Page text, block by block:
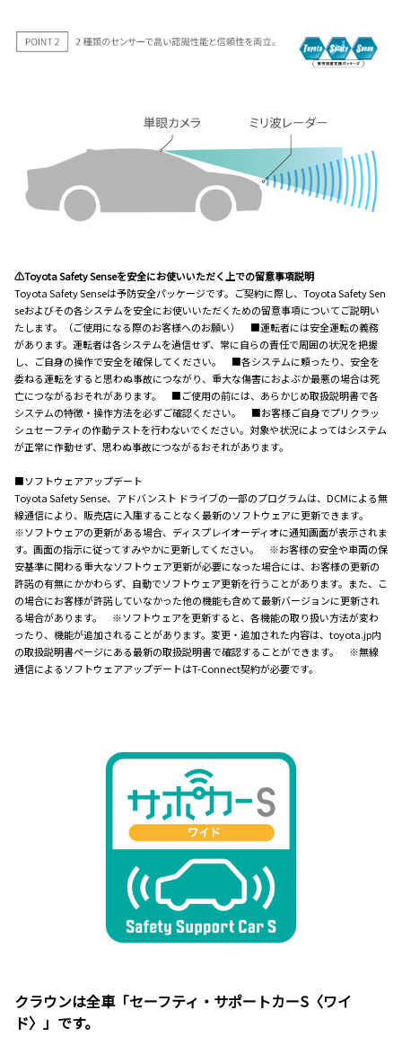
⚠Toyota Safety Senseを安全にお使いいただく上での留意事項説明
Toyota Safety Senseは予防安全パッケージです。ご契約に際し、Toyota Safety Sen
seおよびその各システムを安全にお使いいただくための留意事項についてご説明い
たします。（ご使用になる際のお客様へのお願い） ■運転者には安全運転の義務
があります。運転者は各システムを過信せず、常に自らの責任で周囲の状況を把握
し、ご自身の操作で安全を確保してください。 ■各システムに頼ったり、安全を
委ねる運転をすると思わぬ事故につながり、重大な傷害におよぶか最悪の場合は死
亡につながるおそれがあります。 ■ご使用の前には、あらかじめ取扱説明書で各
システムの特徴・操作方法を必ずご確認ください。 ■お客様ご自身でプリクラッ
シュセーフティの作動テストを行わないでください。対象や状況によってはシステム
が正常に作動せず、思わぬ事故につながるおそれがあります。
■ソフトウェアアップデート
Toyota Safety Sense、アドバンスト ドライブの一部のプログラムは、DCMによる無
線通信により、販売店に入庫することなく最新のソフトウェアに更新できます。
※ソフトウェアの更新がある場合、ディスプレイオーディオに通知画面が表示されま
す。画面の指示に従ってすみやかに更新してください。 ※お客様の安全や車両の保
安基準に関わる重大なソフトウェア更新が必要になった場合には、お客様の更新の
許諾の有無にかかわらず、自動でソフトウェア更新を行うことがあります。また、こ
の場合にお客様が許諾していなかった他の機能も含めて最新バージョンに更新され
る場合があります。 ※ソフトウェアを更新すると、各機能の取り扱い方法が変わ
ったり、機能が追加されることがあります。変更・追加された内容は、toyota.jp内
の取扱説明書ページにある最新の取扱説明書で確認することができます。 ※無線
通信によるソフトウェアアップデートはT-Connect契約が必要です。
クラウンは全車「セーフティ・サポートカーS〈ワイ
ド〉」です。